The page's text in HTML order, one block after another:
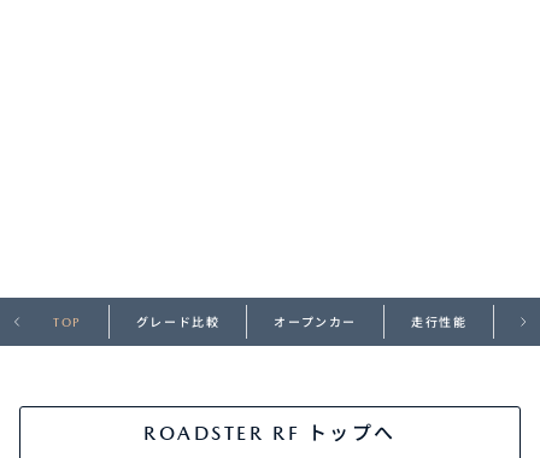
企業・IR・採用
TOP グレード比較 オープンカー 走行性能 デ
ROADSTER RF トップへ